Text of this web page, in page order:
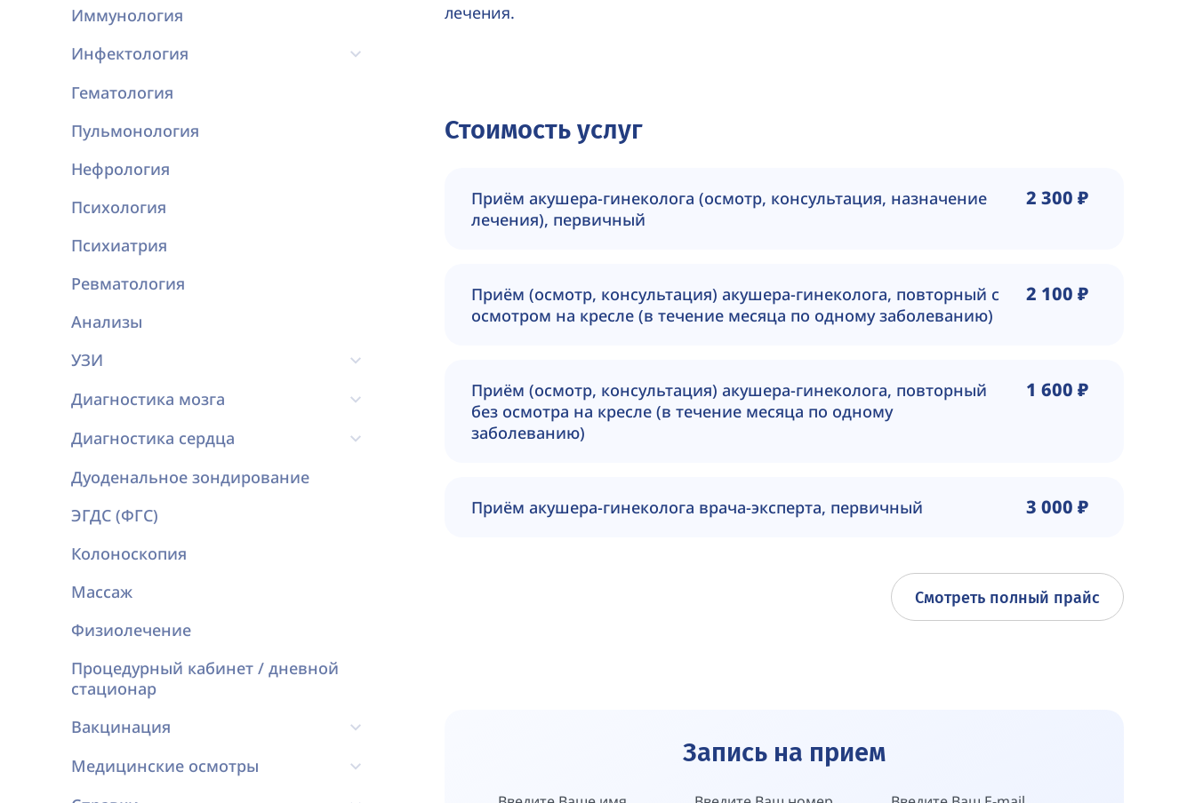
Иммунология
Инфектология
Гематология
Пульмонология
Нефрология
Психология
Психиатрия
Ревматология
Анализы
УЗИ
Диагностика мозга
Диагностика сердца
Дуоденальное зондирование
ЭГДС (ФГС)
Колоноскопия
Массаж
Физиолечение
Процедурный кабинет / дневной
стационар
Вакцинация
Медицинские осмотры
лечения.
Стоимость услуг
Приём акушера-гинеколога (осмотр, консультация, назначение
лечения), первичный
2 300 ₽
Приём (осмотр, консультация) акушера-гинеколога, повторный с
осмотром на кресле (в течение месяца по одному заболеванию)
2 100 ₽
Приём (осмотр, консультация) акушера-гинеколога, повторный
без осмотра на кресле (в течение месяца по одному
заболеванию)
1 600 ₽
Приём акушера-гинеколога врача-эксперта, первичный 3 000 ₽
Смотреть полный прайс
Запись на прием